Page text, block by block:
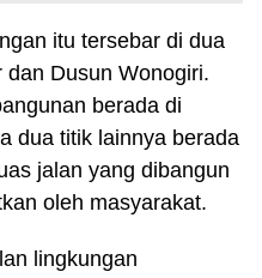
itu tersebar di dua
Dusun Wonogiri.
berada di
dua titik lainnya berada
jalan yang dibangun
oleh masyarakat.
lingkungan